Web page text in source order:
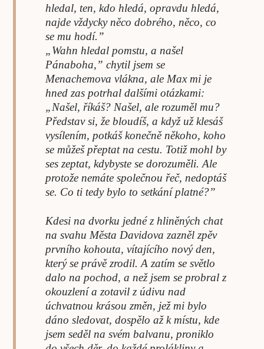
hledal, ten, kdo hledá, opravdu hledá,
najde vždycky něco dobrého, něco, co
se mu hodí.”
„Wahn hledal pomstu, a našel
Pánaboha,” chytil jsem se
Menachemova vlákna, ale Max mi je
hned zas potrhal dalšími otázkami:
„Našel, říkáš? Našel, ale rozuměl mu?
Představ si, že bloudíš, a když už klesáš
vysílením, potkáš konečně někoho, koho
se můžeš přeptat na cestu. Totiž mohl by
ses zeptat, kdybyste se dorozuměli. Ale
protože nemáte společnou řeč, nedoptáš
se. Co ti tedy bylo to setkání platné?”
Kdesi na dvorku jedné z hliněných chat
na svahu Města Davidova zazněl zpěv
prvního kohouta, vítajícího nový den,
který se právě zrodil. A zatím se světlo
dalo na pochod, a než jsem se probral z
okouzlení a zotavil z údivu nad
úchvatnou krásou změn, jež mi bylo
dáno sledovat, dospělo až k místu, kde
jsem seděl na svém balvanu, proniklo